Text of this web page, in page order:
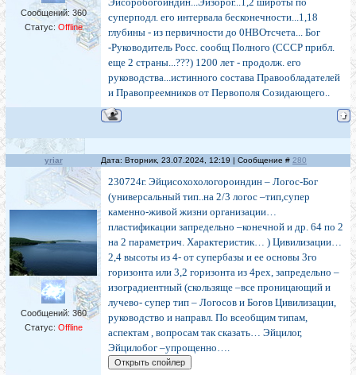
Сообщений: 360
Статус: Offline
суперподл. его интервала бесконечности...1,18
глубины - из первичности до 0НВОтсчета... Бог
-Руководитель Росс. сообщ Полного (СССР прибл.
еще 2 страны...???) 1200 лет - продолж. его
руководства...истинного состава Правообладателей
и Правопреемников от Первополя Созидающего..
yriar Дата: Вторник, 23.07.2024, 12:19 | Сообщение # 280
Сообщений: 360
Статус: Offline
230724г. Эйцисохохологороиндин – Логос-Бог
(универсальный тип..на 2/3 логос –тип,супер
каменно-живой жизни организации…
пластификации запредельно –конечной и др. 64 по 2
на 2 параметрич. Характеристик… ) Цивилизации…
2,4 высоты из 4- от супербазы и ее основы 3го
горизонта или 3,2 горизонта из 4рех, запредельно –
изоградиентный (скользяще –все проницающий и
лучево- супер тип – Логосов и Богов Цивилизации,
руководство и направл. По всеобщим типам,
аспектам , вопросам так сказать… Эйцилог,
Эйцилобог –упрощенно….